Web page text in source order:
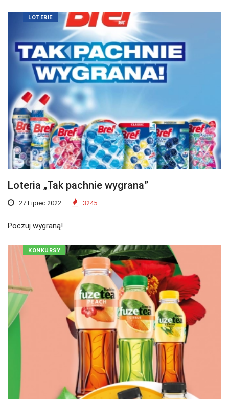
LOTERIE
Loteria „Tak pachnie wygrana”
27 Lipiec 2022 3245
Poczuj wygraną!
KONKURSY